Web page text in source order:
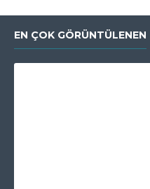
EN ÇOK GÖRÜNTÜLENEN